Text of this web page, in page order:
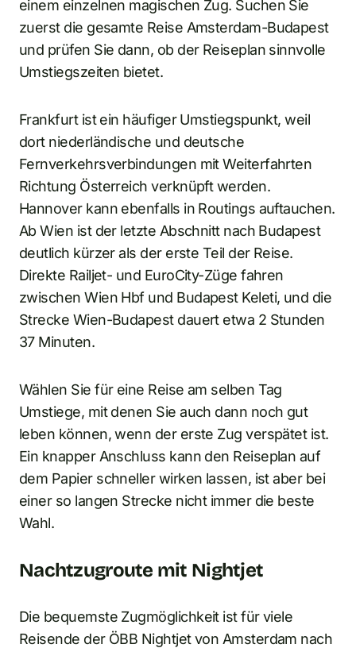
einem einzelnen magischen Zug. Suchen Sie
zuerst die gesamte Reise Amsterdam-Budapest
und prüfen Sie dann, ob der Reiseplan sinnvolle
Umstiegszeiten bietet.
Frankfurt ist ein häufiger Umstiegspunkt, weil
dort niederländische und deutsche
Fernverkehrsverbindungen mit Weiterfahrten
Richtung Österreich verknüpft werden.
Hannover kann ebenfalls in Routings auftauchen.
Ab Wien ist der letzte Abschnitt nach Budapest
deutlich kürzer als der erste Teil der Reise.
Direkte Railjet- und EuroCity-Züge fahren
zwischen Wien Hbf und Budapest Keleti, und die
Strecke Wien-Budapest dauert etwa 2 Stunden
37 Minuten.
Wählen Sie für eine Reise am selben Tag
Umstiege, mit denen Sie auch dann noch gut
leben können, wenn der erste Zug verspätet ist.
Ein knapper Anschluss kann den Reiseplan auf
dem Papier schneller wirken lassen, ist aber bei
einer so langen Strecke nicht immer die beste
Wahl.
Nachtzugroute mit Nightjet
Die bequemste Zugmöglichkeit ist für viele
Reisende der ÖBB Nightjet von Amsterdam nach